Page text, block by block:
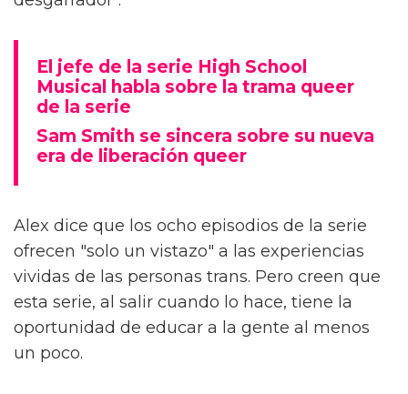
El jefe de la serie High School
Musical habla sobre la trama queer
de la serie
Sam Smith se sincera sobre su nueva
era de liberación queer
Alex dice que los ocho episodios de la serie
ofrecen "solo un vistazo" a las experiencias
vividas de las personas trans. Pero creen que
esta serie, al salir cuando lo hace, tiene la
oportunidad de educar a la gente al menos
un poco.